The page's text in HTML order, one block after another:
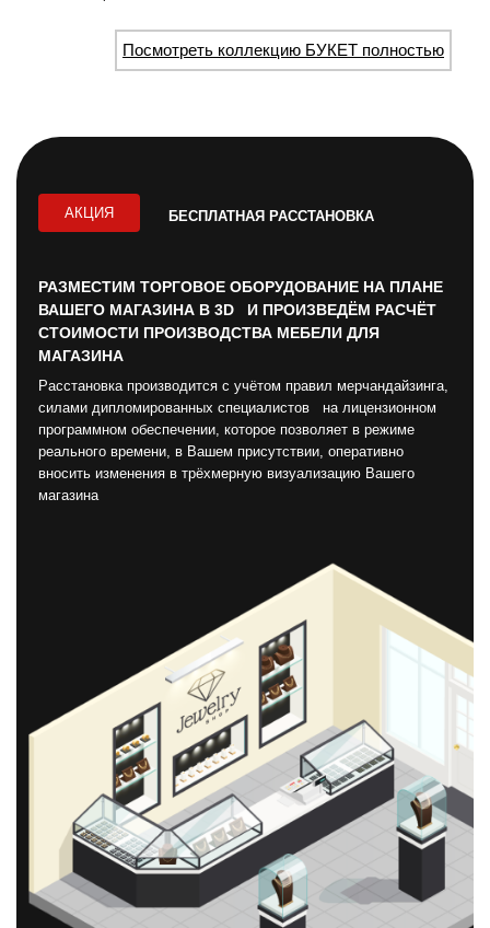
Посмотреть коллекцию БУКЕТ полностью
АКЦИЯ БЕСПЛАТНАЯ РАССТАНОВКА
РАЗМЕСТИМ ТОРГОВОЕ ОБОРУДОВАНИЕ НА ПЛАНЕ
ВАШЕГО МАГАЗИНА В 3D И ПРОИЗВЕДЁМ РАСЧЁТ
СТОИМОСТИ ПРОИЗВОДСТВА МЕБЕЛИ ДЛЯ
МАГАЗИНА
Расстановка производится с учётом правил мерчандайзинга,
силами дипломированных специалистов на лицензионном
программном обеспечении, которое позволяет в режиме
реального времени, в Вашем присутствии, оперативно
вносить изменения в трёхмерную визуализацию Вашего
магазина